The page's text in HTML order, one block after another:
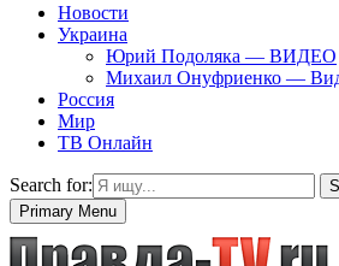
Новости
Украина
Юрий Подоляка — ВИДЕО
Михаил Онуфриенко —
Россия
Мир
ТВ Онлайн
Search for:
Primary Menu